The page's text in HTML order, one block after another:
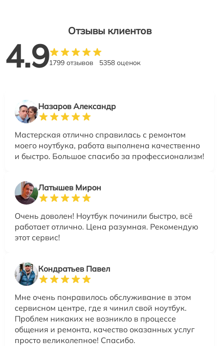
Отзывы клиентов
4.91799 отзывов 5358 оценок
Назаров Александр
Мастерская отлично справилась с ремонтом
моего ноутбука, работа выполнена качественно
и быстро. Большое спасибо за профессионализм!
Латышев Мирон
Очень доволен! Ноутбук починили быстро, всё
работает отлично. Цена разумная. Рекомендую
этот сервис!
Кондратьев Павел
Мне очень понравилось обслуживание в этом
сервисном центре, где я чинил свой ноутбук.
Проблем никаких не возникло в процессе
общения и ремонта, качество оказанных услуг
просто великолепное! Спасибо.